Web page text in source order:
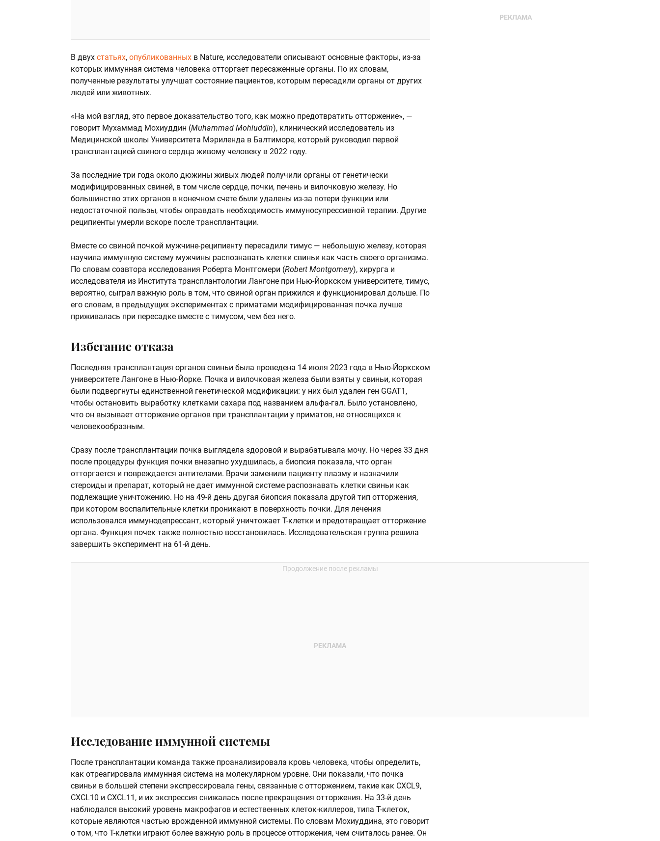
В двух статьях, опубликованных в Nature, исследователи описывают основные факторы, из-за
которых иммунная система человека отторгает пересаженные органы. По их словам,
полученные результаты улучшат состояние пациентов, которым пересадили органы от других
людей или животных.
«На мой взгляд, это первое доказательство того, как можно предотвратить отторжение», —
говорит Мухаммад Мохиуддин (Muhammad Mohiuddin), клинический исследователь из
Медицинской школы Университета Мэриленда в Балтиморе, который руководил первой
трансплантацией свиного сердца живому человеку в 2022 году.
За последние три года около дюжины живых людей получили органы от генетически
модифицированных свиней, в том числе сердце, почки, печень и вилочковую железу. Но
большинство этих органов в конечном счете были удалены из-за потери функции или
недостаточной пользы, чтобы оправдать необходимость иммуносупрессивной терапии. Другие
реципиенты умерли вскоре после трансплантации.
Вместе со свиной почкой мужчине-реципиенту пересадили тимус — небольшую железу, которая
научила иммунную систему мужчины распознавать клетки свиньи как часть своего организма.
По словам соавтора исследования Роберта Монтгомери (Robert Montgomery), хирурга и
исследователя из Института трансплантологии Лангоне при Нью-Йоркском университете, тимус,
вероятно, сыграл важную роль в том, что свиной орган прижился и функционировал дольше. По
его словам, в предыдущих экспериментах с приматами модифицированная почка лучше
приживалась при пересадке вместе с тимусом, чем без него.
Избегание отказа
Последняя трансплантация органов свиньи была проведена 14 июля 2023 года в Нью-Йоркском
университете Лангоне в Нью-Йорке. Почка и вилочковая железа были взяты у свиньи, которая
были подвергнуты единственной генетической модификации: у них был удален ген GGAT1,
чтобы остановить выработку клетками сахара под названием альфа-гал. Было установлено,
что он вызывает отторжение органов при трансплантации у приматов, не относящихся к
человекообразным.
Сразу после трансплантации почка выглядела здоровой и вырабатывала мочу. Но через 33 дня
после процедуры функция почки внезапно ухудшилась, а биопсия показала, что орган
отторгается и повреждается антителами. Врачи заменили пациенту плазму и назначили
стероиды и препарат, который не дает иммунной системе распознавать клетки свиньи как
подлежащие уничтожению. Но на 49-й день другая биопсия показала другой тип отторжения,
при котором воспалительные клетки проникают в поверхность почки. Для лечения
использовался иммунодепрессант, который уничтожает Т-клетки и предотвращает отторжение
органа. Функция почек также полностью восстановилась. Исследовательская группа решила
завершить эксперимент на 61-й день.
Исследование иммунной системы
После трансплантации команда также проанализировала кровь человека, чтобы определить,
как отреагировала иммунная система на молекулярном уровне. Они показали, что почка
свиньи в большей степени экспрессировала гены, связанные с отторжением, такие как CXCL9,
CXCL10 и CXCL11, и их экспрессия снижалась после прекращения отторжения. На 33-й день
наблюдался высокий уровень макрофагов и естественных клеток-киллеров, типа Т-клеток,
которые являются частью врожденной иммунной системы. По словам Мохиуддина, это говорит
о том, что Т-клетки играют более важную роль в процессе отторжения, чем считалось ранее. Он